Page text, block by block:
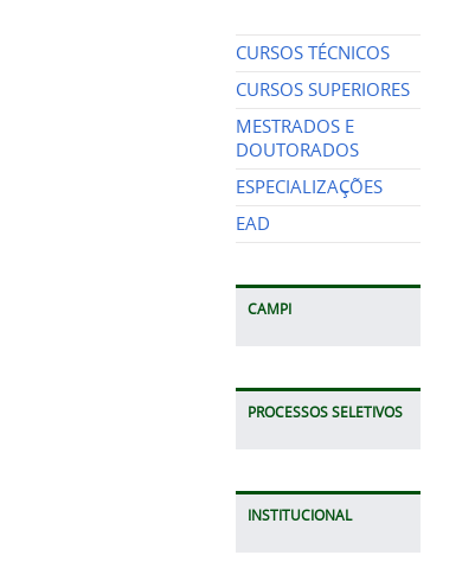
CURSOS TÉCNICOS
CURSOS SUPERIORES
MESTRADOS E
DOUTORADOS
ESPECIALIZAÇÕES
EAD
CAMPI
PROCESSOS SELETIVOS
INSTITUCIONAL